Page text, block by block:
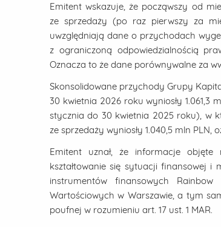
Emitent wskazuje, że począwszy od
ze sprzedaży (po raz pierwszy za
uwzględniają dane o przychodach
z ograniczoną odpowiedzialnością
Oznacza to że dane porównywalne za
Skonsolidowane przychody Grupy
30 kwietnia 2026 roku wyniosły
stycznia do 30 kwietnia 2025 roku), w
ze sprzedaży wyniosły 1.040,5 mln
Emitent uznał, że informacje
kształtowanie się sytuacji finansowej
instrumentów finansowych
Wartościowych w Warszawie, a tym
poufnej w rozumieniu art. 17 ust. 1 MAR.